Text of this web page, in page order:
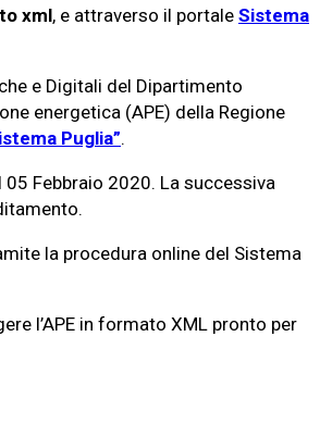
xml, e attraverso il portale Sistema
e Digitali del Dipartimento
energetica (APE) della Regione
Puglia”.
Febbraio 2020. La successiva
la procedura online del Sistema
l’APE in formato XML pronto per